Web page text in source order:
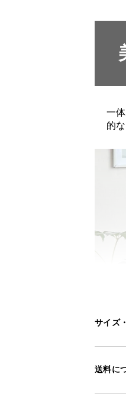
一
的
サイズ
送料に